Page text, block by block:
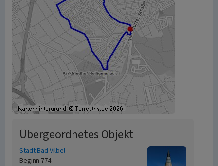
Übergeordnetes Objekt
Stadt Bad Vilbel
Beginn 774